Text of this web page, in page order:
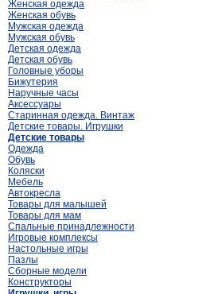
Женская одежда
Женская обувь
Мужская одежда
Мужская обувь
Детская одежда
Детская обувь
Головные уборы
Бижутерия
Наручные часы
Аксессуары
Старинная одежда. Винтаж
Детские товары. Игрушки
Детские товары
Одежда
Обувь
Коляски
Мебель
Автокресла
Товары для малышей
Товары для мам
Спальные принадлежности
Игровые комплексы
Настольные игры
Пазлы
Сборные модели
Конструкторы